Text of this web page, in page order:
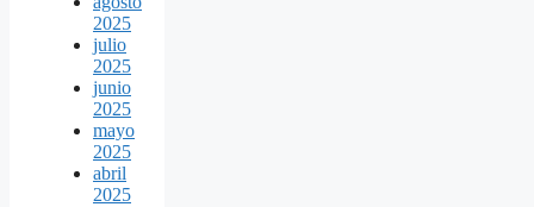
2025
julio
2025
junio
2025
mayo
2025
abril
2025